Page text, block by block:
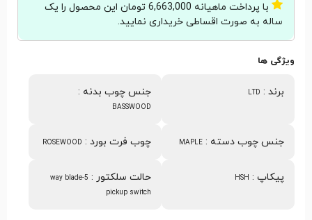
با پرداخت ماهیانه 6,663,000 تومان این محصول را یک
ساله به صورت اقساطی خریداری نمایید.
ویژگی ها
برند :
LTD جنس چوب بدنه :
BASSWOOD
جنس چوب دسته :
MAPLE چوب فرت بورد :
ROSEWOOD
پیکاپ :
HSH حالت سلکتور :
5-way blade
pickup switch